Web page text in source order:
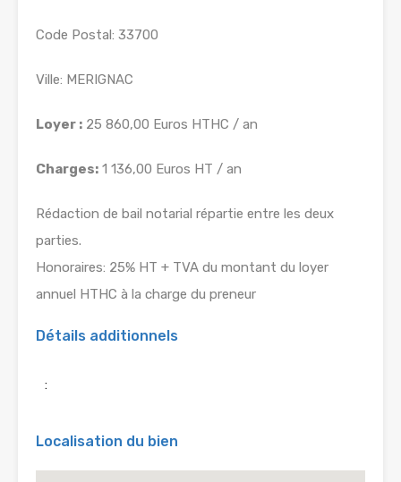
Code Postal: 33700
Ville: MERIGNAC
Loyer : 25 860,00 Euros HTHC / an
Charges: 1 136,00 Euros HT / an
Rédaction de bail notarial répartie entre les deux
parties.
Honoraires: 25% HT + TVA du montant du loyer
annuel HTHC à la charge du preneur
Détails additionnels
:
Localisation du bien